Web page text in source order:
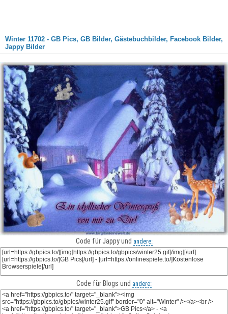
Winter 11702 - GB Pics, GB Bilder, Gästebuchbilder, Facebook Bilder,
Jappy Bilder
Code für Jappy und andere:
Code für Blogs und andere: